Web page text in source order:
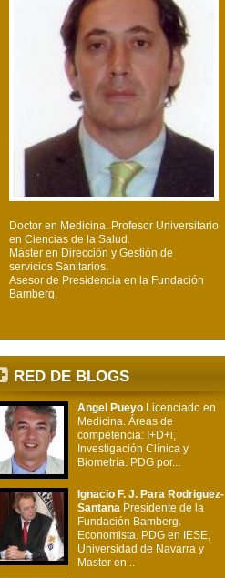
Doctor en Medicina. Profesor Universitario
en Ciencias de la Salud.
Máster en Dirección y Gestión de
servicios Sanitarios.
Asesor de Presidencia en la Fundación
Bamberg.
RED DE BLOGS
Angel Pueyo Licenciado en
Medicina. Áreas de
competencia: I+D+i,
Investigación Clínica y
Biometría. PDG por...
Ignacio F. J. Para Rodriguez-
Santana Presidente de la
Fundación Bamberg.
Economista. PDG en IESE,
Universidad de Navarra y
Master en...